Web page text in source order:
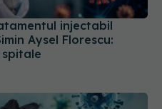
Aysel Florescu: